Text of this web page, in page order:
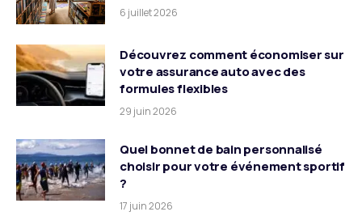
6 juillet 2026
Découvrez comment économiser sur
votre assurance auto avec des
formules flexibles
29 juin 2026
Quel bonnet de bain personnalisé
choisir pour votre événement sportif
?
17 juin 2026